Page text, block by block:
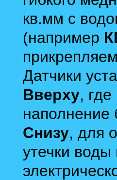
кв.мм с
(например
Датчики
Вверху,
наполнение
Снизу, для
утечки воды